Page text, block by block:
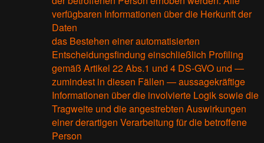
verfügbaren Informationen über die Herkunft der
Daten
das Bestehen einer automatisierten
Entscheidungsfindung einschließlich Profiling
gemäß Artikel 22 Abs.1 und 4 DS-GVO und —
zumindest in diesen Fällen — aussagekräftige
Informationen über die involvierte Logik sowie die
Tragweite und die angestrebten Auswirkungen
einer derartigen Verarbeitung für die betroffene
Person